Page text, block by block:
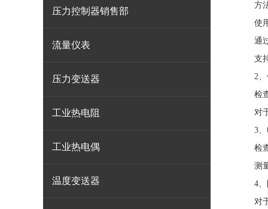
压力控制器销售部
流量仪表
压力变送器
工业热电阻
工业热电偶
温度变送器
方
使用
通过
支持
2、
检查
对于
3、
检查
测量
4、
对于